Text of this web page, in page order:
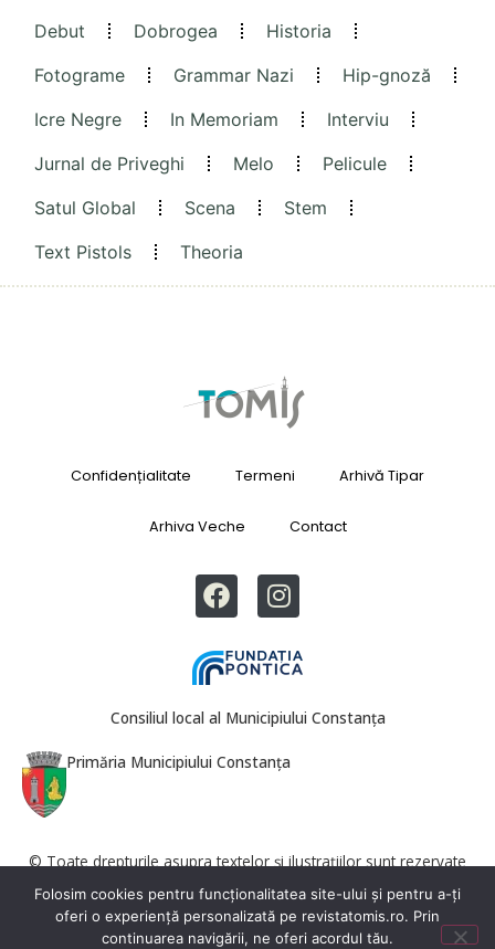
Debut
Dobrogea
Historia
Fotograme
Grammar Nazi
Hip-gnoză
Icre Negre
In Memoriam
Interviu
Jurnal de Priveghi
Melo
Pelicule
Satul Global
Scena
Stem
Text Pistols
Theoria
Confidențialitate Termeni Arhivă Tipar
Arhiva Veche Contact
Consiliul local al Municipiului Constanța
Primăria Municipiului Constanța
© Toate drepturile asupra textelor și ilustrațiilor sunt rezervate
acordul redacției.
Folosim cookies pentru funcționalitatea site-ului și pentru a-ți
oferi o experiență personalizată pe revistatomis.ro. Prin
continuarea navigării, ne oferi acordul tău.